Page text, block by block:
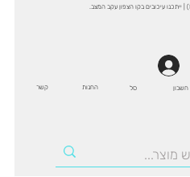
חשבון סל קשר החנות